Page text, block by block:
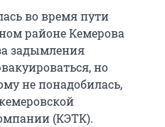
во время пути
районе Кемерова
задымления
но
не понадобилась,
(КЭТК).